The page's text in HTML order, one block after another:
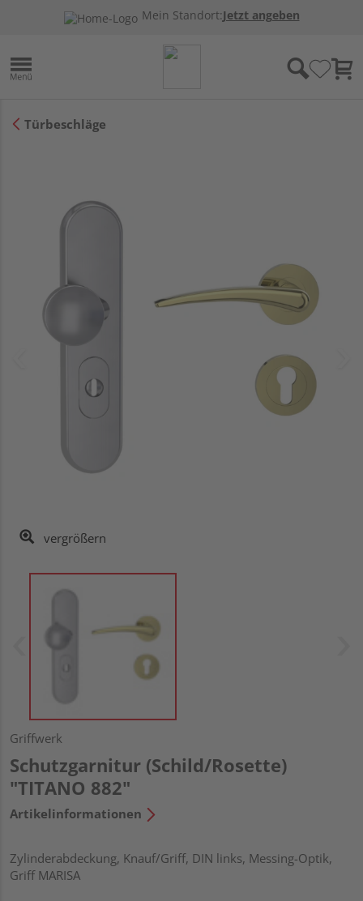
Mein Standort:Jetzt angeben
Türbeschläge
vergrößern
Griffwerk
Schutzgarnitur (Schild/Rosette)
"TITANO 882"
Artikelinformationen
Zylinderabdeckung, Knauf/Griff, DIN links, Messing-Optik,
Griff MARISA